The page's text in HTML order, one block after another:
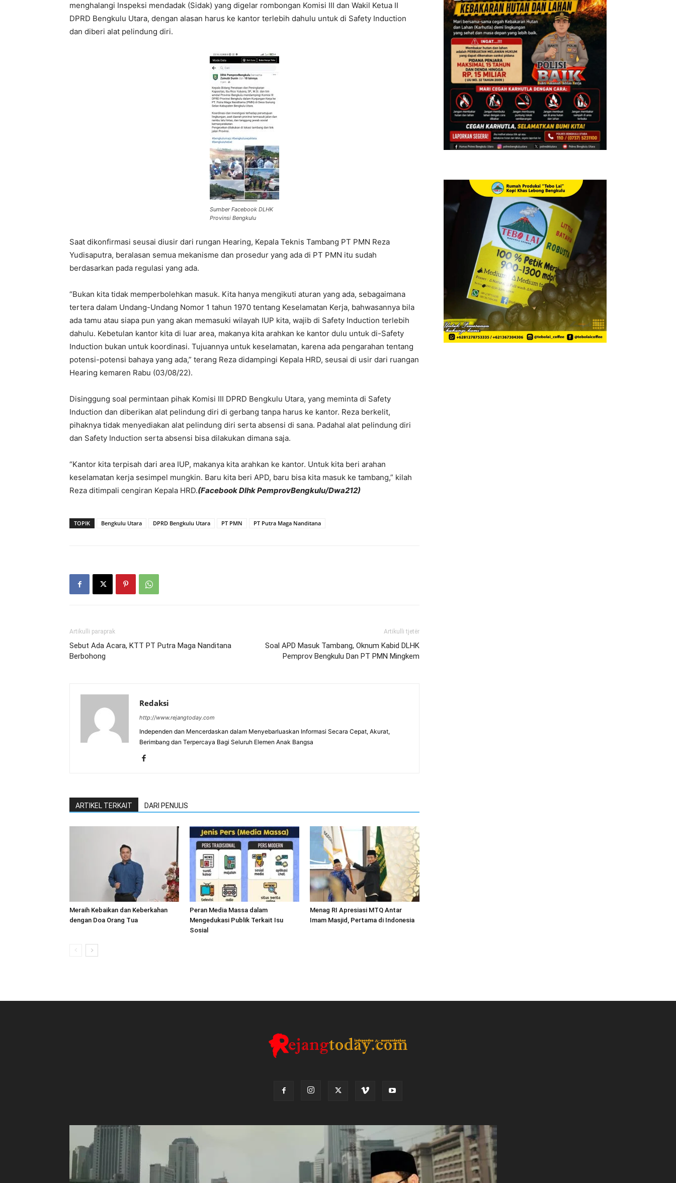
menghalangi Inspeksi mendadak (Sidak) yang digelar rombongan Komisi III dan Wakil Ketua II
DPRD Bengkulu Utara, dengan alasan harus ke kantor terlebih dahulu untuk di Safety Induction
dan diberi alat pelindung diri.
Sumber Facebook DLHK
Provinsi Bengkulu
Saat dikonfirmasi seusai diusir dari rungan Hearing, Kepala Teknis Tambang PT PMN Reza
Yudisaputra, beralasan semua mekanisme dan prosedur yang ada di PT PMN itu sudah
berdasarkan pada regulasi yang ada.
“Bukan kita tidak memperbolehkan masuk. Kita hanya mengikuti aturan yang ada, sebagaimana
tertera dalam Undang-Undang Nomor 1 tahun 1970 tentang Keselamatan Kerja, bahwasannya bila
ada tamu atau siapa pun yang akan memasuki wilayah IUP kita, wajib di Safety Induction terlebih
dahulu. Kebetulan kantor kita di luar area, makanya kita arahkan ke kantor dulu untuk di-Safety
Induction bukan untuk koordinasi. Tujuannya untuk keselamatan, karena ada pengarahan tentang
potensi-potensi bahaya yang ada,” terang Reza didampingi Kepala HRD, seusai di usir dari ruangan
Hearing kemaren Rabu (03/08/22).
Disinggung soal permintaan pihak Komisi III DPRD Bengkulu Utara, yang meminta di Safety
Induction dan diberikan alat pelindung diri di gerbang tanpa harus ke kantor. Reza berkelit,
pihaknya tidak menyediakan alat pelindung diri serta absensi di sana. Padahal alat pelindung diri
dan Safety Induction serta absensi bisa dilakukan dimana saja.
“Kantor kita terpisah dari area IUP, makanya kita arahkan ke kantor. Untuk kita beri arahan
keselamatan kerja sesimpel mungkin. Baru kita beri APD, baru bisa kita masuk ke tambang,” kilah
Reza ditimpali cengiran Kepala HRD.(Facebook Dlhk PemprovBengkulu/Dwa212)
TOPIK Bengkulu Utara DPRD Bengkulu Utara PT PMN PT Putra Maga Nanditana
Artikulli paraprak
Sebut Ada Acara, KTT PT Putra Maga Nanditana
Berbohong
Artikulli tjetër
Soal APD Masuk Tambang, Oknum Kabid DLHK
Pemprov Bengkulu Dan PT PMN Mingkem
Redaksi
http://www.rejangtoday.com
Independen dan Mencerdaskan dalam Menyebarluaskan Informasi Secara Cepat, Akurat,
Berimbang dan Terpercaya Bagi Seluruh Elemen Anak Bangsa
ARTIKEL TERKAIT DARI PENULIS
Meraih Kebaikan dan Keberkahan
dengan Doa Orang Tua
Peran Media Massa dalam
Mengedukasi Publik Terkait Isu
Sosial
Menag RI Apresiasi MTQ Antar
Imam Masjid, Pertama di Indonesia